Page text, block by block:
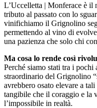
L’Uccelletta | Monferace è il
tributo al passato con lo
vinifichiamo il Grignolino
permettendo al vino di
una pazienza che solo chi
Ma cosa lo rende così
Perché siamo stati tra i pochi
straordinario del Grignolino
avrebbero osato elevare a
tangibile che il coraggio e la
l’impossibile in realtà.